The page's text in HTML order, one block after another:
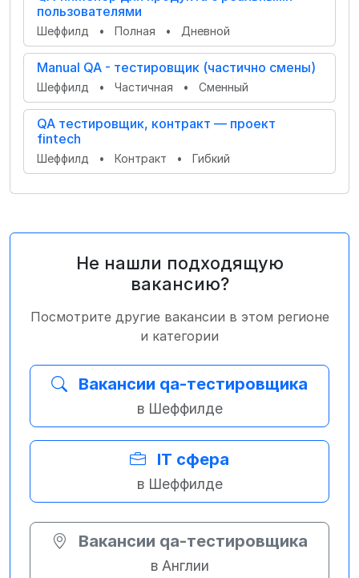
пользователями
Шеффилд • Полная • Дневной
Manual QA - тестировщик (частично смены)
Шеффилд • Частичная • Сменный
QA тестировщик, контракт — проект
fintech
Шеффилд • Контракт • Гибкий
Не нашли подходящую
вакансию?
Посмотрите другие вакансии в этом регионе
и категории
Вакансии qa-тестировщика
в Шеффилде
IT сфера
в Шеффилде
Вакансии qa-тестировщика
в Англии